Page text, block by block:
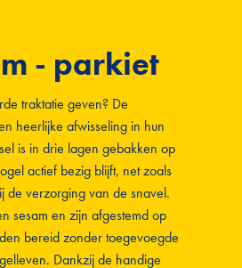
- parkiet
traktatie geven? De
heerlijke afwisseling in hun
is in drie lagen gebakken op
actief bezig blijft, net zoals
de verzorging van de snavel.
sesam en zijn afgestemd op
bereid zonder toegevoegde
Dankzij de handige